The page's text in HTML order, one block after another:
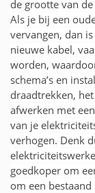
de grootte van
Als je bij een
vervangen, dan
nieuwe kabel,
worden,
schema’s en
draadtrekken,
afwerken met
van je
verhogen. Denk
goedkoper om
om een